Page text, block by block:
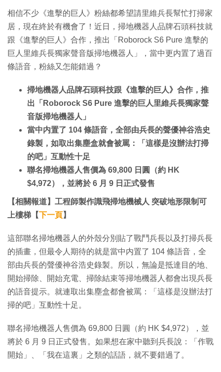
相信不少《進擊的巨人》粉絲都希望請里維兵長幫忙打掃家
居，現在終於有機會了！近日，掃地機器人品牌石頭科技就
跟《進擊的巨人》合作，推出「Roborock S6 Pure 進擊的
巨人里維兵長獨家聲音版掃地機器人」，當中更内置了過百
條語音，粉絲又怎能錯過？
掃地機器人品牌石頭科技跟《進擊的巨人》合作，推
出「Roborock S6 Pure 進擊的巨人里維兵長獨家聲
音版掃地機器人」
當中内置了 104 條語音，全部由兵長的聲優神谷浩史
錄製，如取出集塵盒就會被罵：「這樣是沒辦法打掃
的吧」互動性十足
聯名掃地機器人售價為 69,800 日圓（約 HK
$4,972），並將於 6 月 9 日正式發售
【相關報道】工程師製作識飛掃地機械人 突破地形限制可
上樓梯【下一頁】
這部聯名掃地機器人的外殼分別貼了戰鬥兵長以及打掃兵長
的插畫，但最令人期待的就是當中内置了 104 條語音，全
部由兵長的聲優神谷浩史錄製。所以，無論是抵達目的地、
開始掃除、開始充電、掃除結束等掃地機器人都會出現兵長
的語音提示。就連取出集塵盒都會被罵：「這樣是沒辦法打
掃的吧」互動性十足。
聯名掃地機器人售價為 69,800 日圓（約 HK $4,972），並
將於 6 月 9 日正式發售。如果想在家中聽到兵長說：「作戰
開始」、「我在這裏」之類的話語，就不要錯過了。